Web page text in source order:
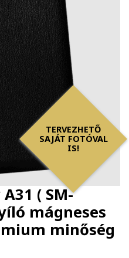
TERVEZHETŐ
SAJÁT FOTÓVAL
IS!
( SM-
mágneses
minőség